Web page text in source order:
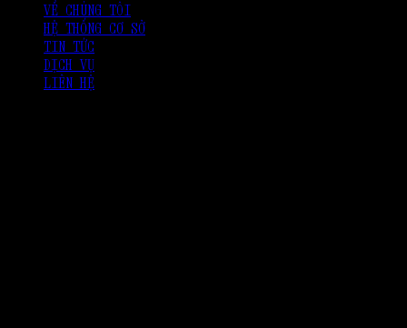
VỀ CHÚNG TÔI
HỆ THỐNG CƠ SỞ
TIN TỨC
DỊCH VỤ
LIÊN HỆ